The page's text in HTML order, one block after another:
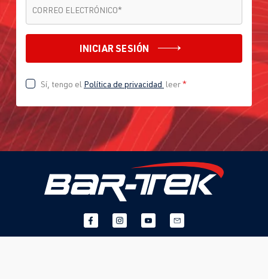
CORREO ELECTRÓNICO*
INICIAR SESIÓN
Sí, tengo el Política de privacidad leer*